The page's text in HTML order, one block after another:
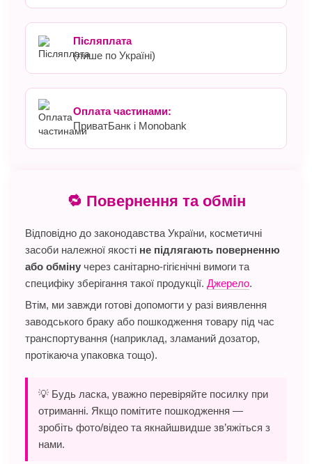
Післяплата
(лише по Україні)
Оплата частинами:
ПриватБанк і Monobank
🔁 Повернення та обмін
Відповідно до законодавства України, косметичні
засоби належної якості не підлягають поверненню
або обміну через санітарно-гігієнічні вимоги та
специфіку зберігання такої продукції. Джерело.
Втім, ми завжди готові допомогти у разі виявлення
заводського браку або пошкодження товару під час
транспортування (наприклад, зламаний дозатор,
протікаюча упаковка тощо).
💡 Будь ласка, уважно перевіряйте посилку при
отриманні. Якщо помітите пошкодження —
зробіть фото/відео та якнайшвидше зв’яжіться з
нами.